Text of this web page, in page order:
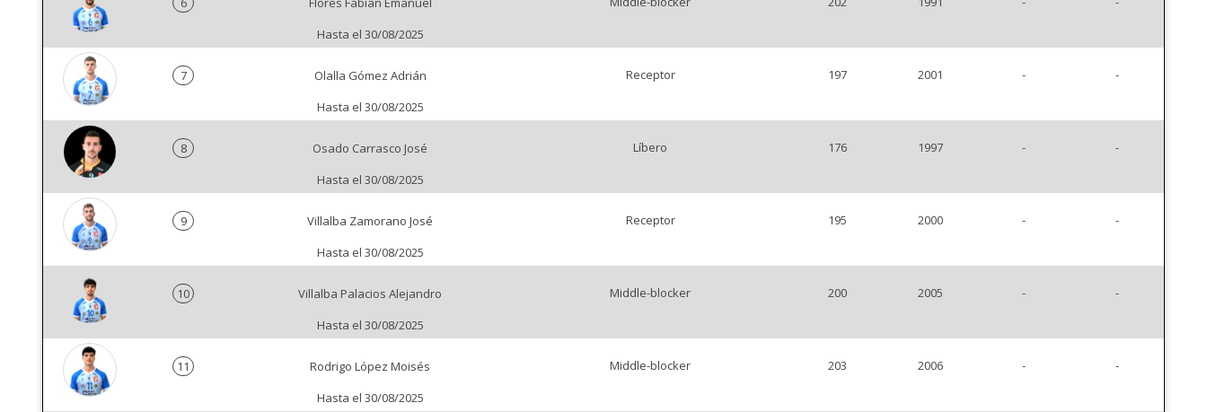
Hasta el 30/08/2025
7
Olalla Gómez Adrián
Hasta el 30/08/2025
Receptor 197 2001 - -
8
Osado Carrasco José
Hasta el 30/08/2025
Líbero 176 1997 - -
9
Villalba Zamorano José
Hasta el 30/08/2025
Receptor 195 2000 - -
10
Villalba Palacios Alejandro
Hasta el 30/08/2025
Middle-blocker 200 2005 - -
11
Rodrigo López Moisés
Hasta el 30/08/2025
Middle-blocker 203 2006 - -